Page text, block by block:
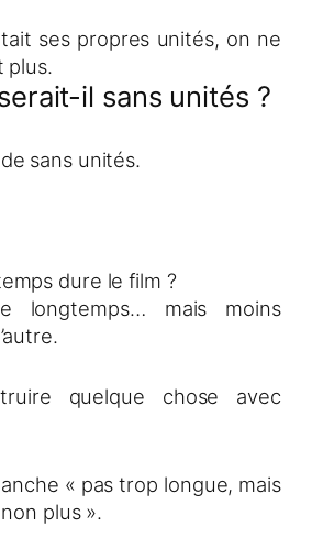
ses propres unités, on ne
plus.
il sans unités ?
sans unités.
dure le film ?
mais moins
quelque chose avec
« pas trop longue, mais
plus ».